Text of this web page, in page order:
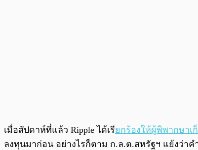
เมื่อสัปดาห์ที่แล้ว Ripple ได้เรียกร้องให้ผู้พิพากษาเ
ลงทุนมาก่อน อย่างไรก็ตาม ก.ล.ต.สหรัฐฯ แย้งว่า